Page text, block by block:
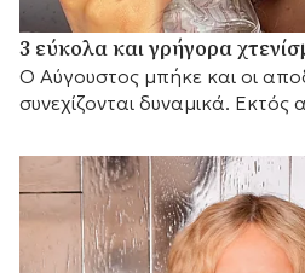
3 εύκολα και γρήγορα
Ο Αύγουστος μπήκε και οι
συνεχίζονται δυναμικά.